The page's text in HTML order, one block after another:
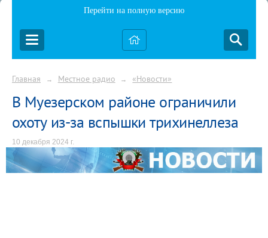
Перейти на полную версию
Главная → Местное радио → «Новости»
В Муезерском районе ограничили
охоту из-за вспышки трихинеллеза
10 декабря 2024 г.